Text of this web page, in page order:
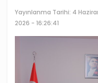
Yayınlanma Tarihi: 4
2026 - 16:26:41